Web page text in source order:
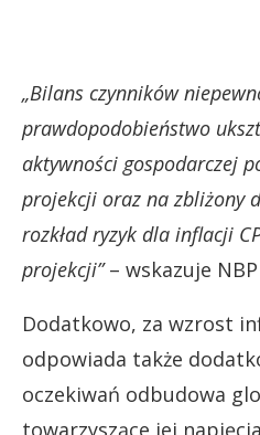
„Bilans czynników
prawdopodobieństwo
aktywności gospodarczej
projekcji oraz na zbliżony
rozkład ryzyk dla inflacji
projekcji”– wskazuje
Dodatkowo, za wzrost
odpowiada także
oczekiwań odbudowa
towarzyszące jej